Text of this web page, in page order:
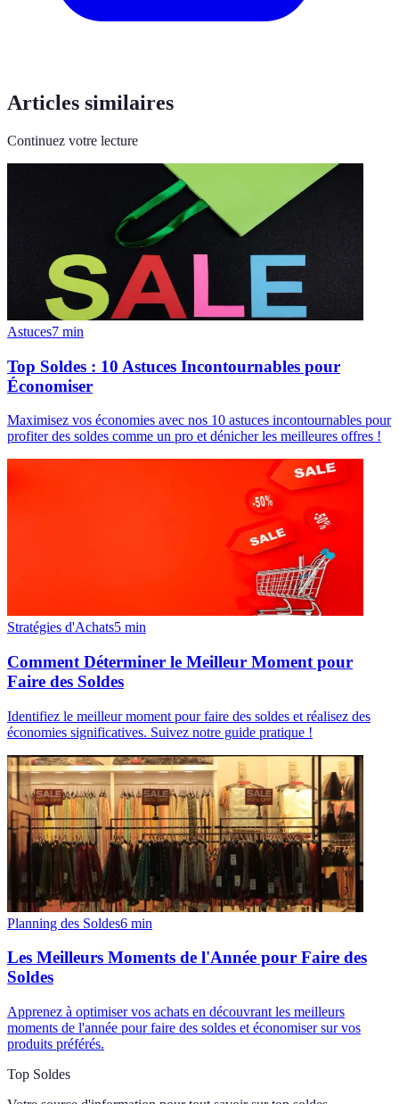
Articles similaires
Continuez votre lecture
Astuces7 min
Top Soldes : 10 Astuces Incontournables pour
Économiser
Maximisez vos économies avec nos 10 astuces incontournables pour
profiter des soldes comme un pro et dénicher les meilleures offres !
Stratégies d'Achats5 min
Comment Déterminer le Meilleur Moment pour
Faire des Soldes
Identifiez le meilleur moment pour faire des soldes et réalisez des
économies significatives. Suivez notre guide pratique !
Planning des Soldes6 min
Les Meilleurs Moments de l'Année pour Faire des
Soldes
Apprenez à optimiser vos achats en découvrant les meilleurs
moments de l'année pour faire des soldes et économiser sur vos
produits préférés.
Top Soldes